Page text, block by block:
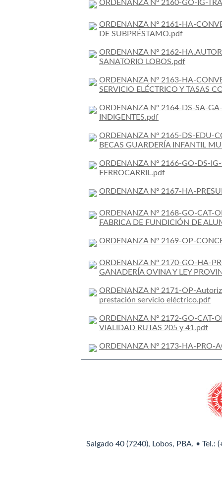
ORDENANZA Nº 2160-GO-IG-
ORDENANZA Nº 2161-HA-
DE SUBPRÉSTAMO.pdf
ORDENANZA Nº 2162-
SANATORIO LOBOS.pdf
ORDENANZA Nº 2163-HA-
SERVICIO ELÉCTRICO Y TASAS
ORDENANZA Nº 2164-DS-SA-
INDIGENTES.pdf
ORDENANZA Nº 2165-DS-EDU-
BECAS GUARDERÍA INFANTIL
ORDENANZA Nº 2166-GO-DS-
FERROCARRIL.pdf
ORDENANZA Nº 2167-HA-
ORDENANZA Nº 2168-GO-CAT-
FABRICA DE FUNDICIÓN DE
ORDENANZA Nº 2169-OP-
ORDENANZA Nº 2170-GO-HA-
GANADERÍA OVINA Y LEY
ORDENANZA Nº 2171-OP-
prestación servicio eléctrico.pdf
ORDENANZA Nº 2172-GO-CAT-
VIALIDAD RUTAS 205 y 41.pdf
ORDENANZA Nº 2173-HA-PRO-
Salgado 40 (7240), Lobos, PBA. •